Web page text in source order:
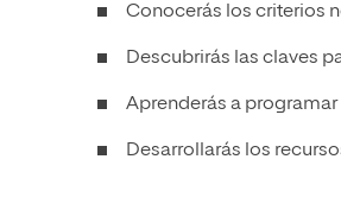
Conocerás los criterios
Descubrirás las claves
Aprenderás a
Desarrollarás los